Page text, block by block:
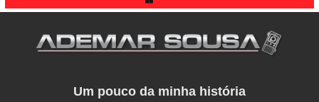
Um pouco da minha história